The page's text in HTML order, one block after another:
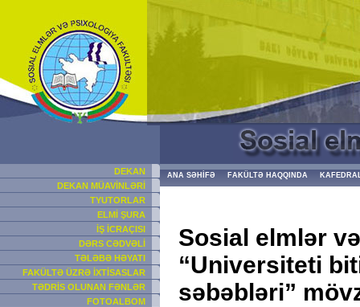
DEKAN
DEKAN MÜAVİNLƏRİ
TYUTORLAR
ELMİ ŞURA
İŞ İCRAÇISI
DƏRS CƏDVƏLİ
TƏLƏBƏ HƏYATI
FAKÜLTƏ ÜZRƏ İXTİSASLAR
TƏDRİS OLUNAN FƏNLƏR
FOTOALBOM
ANA SƏHİFƏ FAKÜLTƏ HAQQINDA
Sosial elmlər
“Universiteti
səbəbləri”